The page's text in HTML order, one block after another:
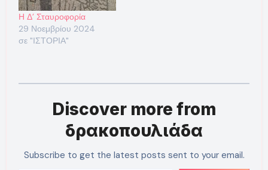
Η Δ’ Σταυροφορία
29 Νοεμβρίου 2024
σε "ΙΣΤΟΡΙΑ"
Discover more from
δρακοπουλιάδα
Subscribe to get the latest posts sent to your email.